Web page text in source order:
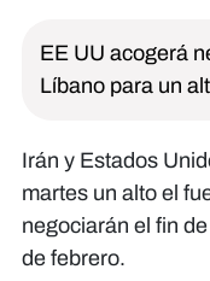
EE UU acogerá
Líbano para un
Irán y Estados
martes un alto el
negociarán el fin
de febrero.